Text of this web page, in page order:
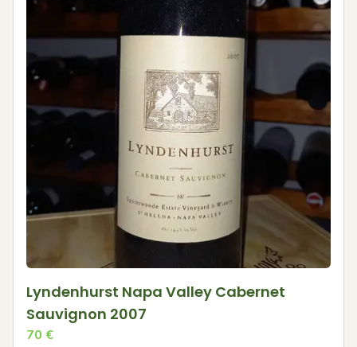
Lyndenhurst Napa Valley Cabernet
Sauvignon 2007
70 €